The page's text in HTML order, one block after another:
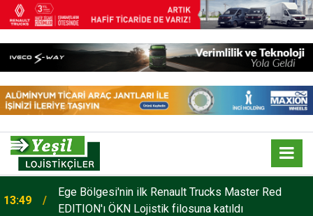
13:49
Ege Bölgesi'nin ilk Renault Trucks Master Red
EDITION'ı ÖKN Lojistik filosuna katıldı